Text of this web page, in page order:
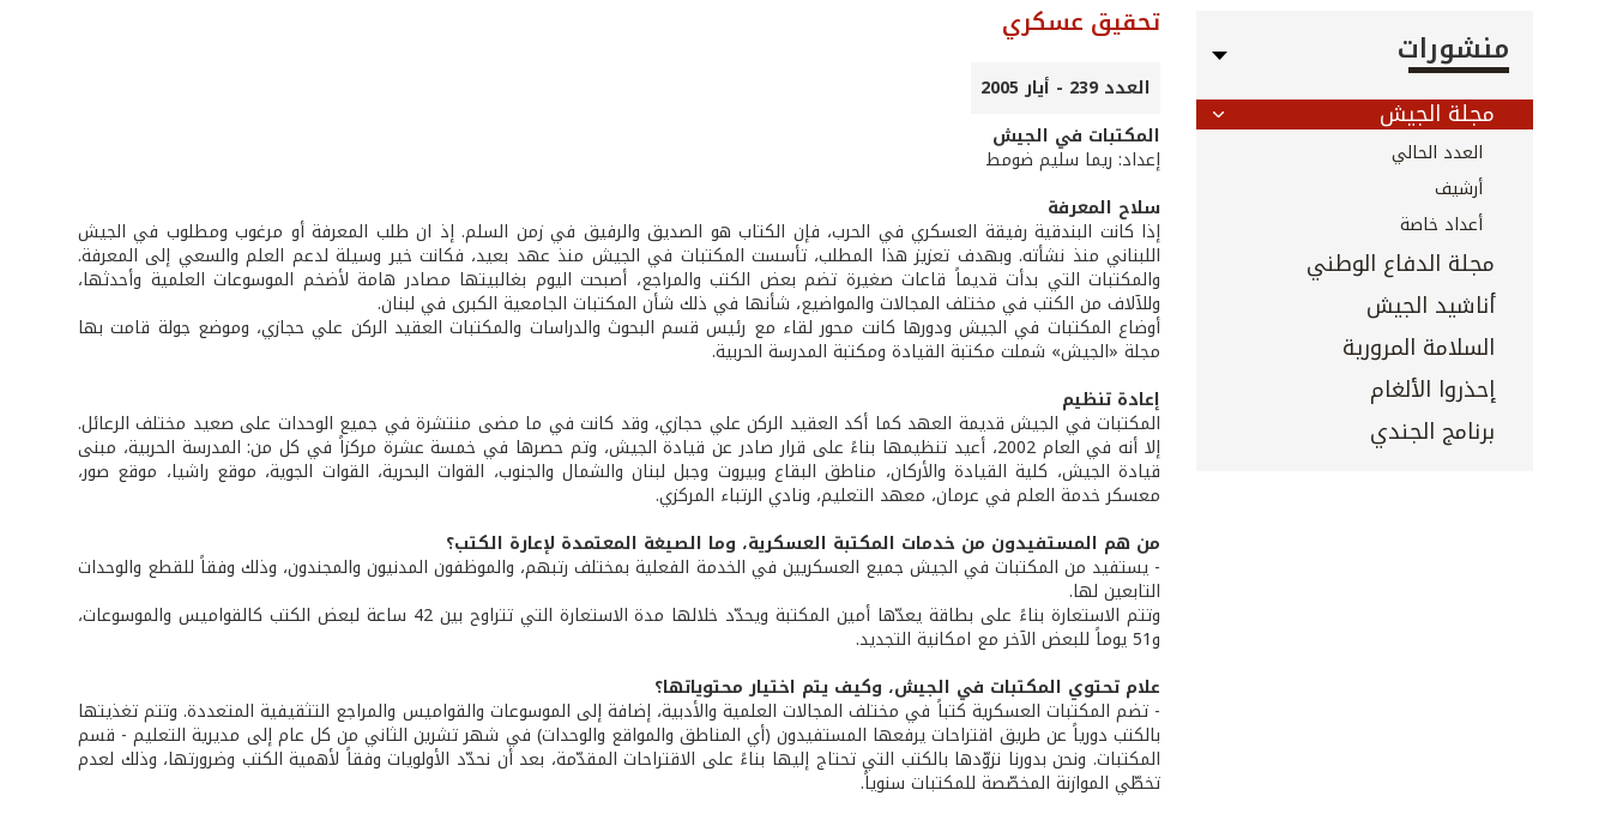
منشورات
مجلة الجيش
العدد الحالي
أرشيف
أعداد خاصة
مجلة الدفاع الوطني
أناشيد الجيش
السلامة المرورية
إحذروا الألغام
برنامج الجندي
تحقيق عسكري
العدد 239 - أيار 2005
المكتبات في الجيش
إعداد: ريما سليم ضومط
سلاح المعرفة
إذا كانت البندقية رفيقة العسكري في الحرب، فإن الكتاب هو الصديق والرفيق في زمن السلم. إذ ان طلب المعرفة أو مرغوب ومطلوب في الجيش
اللبناني منذ نشأته. وبهدف تعزيز هذا المطلب، تأسست المكتبات في الجيش منذ عهد بعيد، فكانت خير وسيلة لدعم العلم والسعي إلى المعرفة.
والمكتبات التي بدأت قديماً قاعات صغيرة تضم بعض الكتب والمراجع، أصبحت اليوم بغالبيتها مصادر هامة لأضخم الموسوعات العلمية وأحدثها،
وللآلاف من الكتب في مختلف المجالات والمواضيع، شأنها في ذلك شأن المكتبات الجامعية الكبرى في لبنان.
أوضاع المكتبات في الجيش ودورها كانت محور لقاء مع رئيس قسم البحوث والدراسات والمكتبات العقيد الركن علي حجازي، وموضع جولة قامت بها
مجلة «الجيش» شملت مكتبة القيادة ومكتبة المدرسة الحربية.
إعادة تنظيم
المكتبات في الجيش قديمة العهد كما أكد العقيد الركن علي حجازي، وقد كانت في ما مضى منتشرة في جميع الوحدات على صعيد مختلف الرعائل.
إلا أنه في العام 2002، أعيد تنظيمها بناءً على قرار صادر عن قيادة الجيش، وتم حصرها في خمسة عشرة مركزاً في كل من: المدرسة الحربية، مبنى
قيادة الجيش، كلية القيادة والأركان، مناطق البقاع وبيروت وجبل لبنان والشمال والجنوب، القوات البحرية، القوات الجوية، موقع راشيا، موقع صور،
معسكر خدمة العلم في عرمان، معهد التعليم، ونادي الرتباء المركزي.
من هم المستفيدون من خدمات المكتبة العسكرية، وما الصيغة المعتمدة لإعارة الكتب؟
- يستفيد من المكتبات في الجيش جميع العسكريين في الخدمة الفعلية بمختلف رتبهم، والموظفون المدنيون والمجندون، وذلك وفقاً للقطع والوحدات
التابعين لها.
وتتم الاستعارة بناءً على بطاقة يعدّها أمين المكتبة ويحدّد خلالها مدة الاستعارة التي تتراوح بين 42 ساعة لبعض الكتب كالقواميس والموسوعات،
و51 يوماً للبعض الآخر مع امكانية التجديد.
علام تحتوي المكتبات في الجيش، وكيف يتم اختيار محتوياتها؟
- تضم المكتبات العسكرية كتباً في مختلف المجالات العلمية والأدبية، إضافة إلى الموسوعات والقواميس والمراجع التثقيفية المتعددة. وتتم تغذيتها
بالكتب دورياً عن طريق اقتراحات يرفعها المستفيدون (أي المناطق والمواقع والوحدات) في شهر تشرين الثاني من كل عام إلى مديرية التعليم - قسم
المكتبات. ونحن بدورنا نزوّدها بالكتب التي تحتاج إليها بناءً على الاقتراحات المقدّمة، بعد أن نحدّد الأولويات وفقاً لأهمية الكتب وضرورتها، وذلك لعدم
تخطّي الموازنة المخصّصة للمكتبات سنوياً.